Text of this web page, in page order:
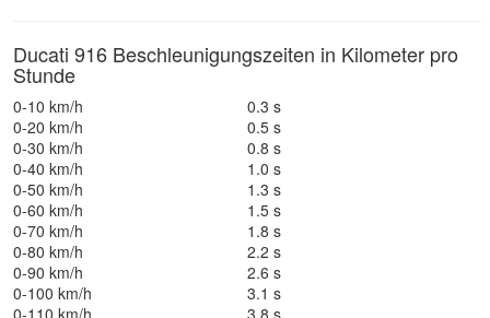
Ducati 916 Beschleunigungszeiten in Kilometer pro
Stunde
0-10 km/h
0.3 s
0-20 km/h
0.5 s
0-30 km/h
0.8 s
0-40 km/h
1.0 s
0-50 km/h
1.3 s
0-60 km/h
1.5 s
0-70 km/h
1.8 s
0-80 km/h
2.2 s
0-90 km/h
2.6 s
0-100 km/h
3.1 s
0-110 km/h
3.8 s